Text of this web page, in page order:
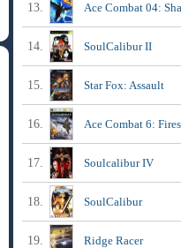
13. Ace Combat 04:
14. SoulCalibur II
15. Star Fox: Assault
16. Ace Combat 6:
17. Soulcalibur IV
18. SoulCalibur
19. Ridge Racer